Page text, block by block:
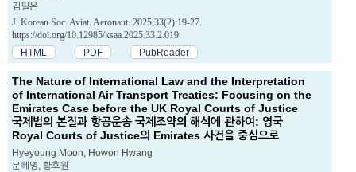
김필은
J. Korean Soc. Aviat. Aeronaut. 2025;33(2):19-27.
https://doi.org/10.12985/ksaa.2025.33.2.019
HTML
PDF PubReader
The Nature of International Law and the Interpretation
of International Air Transport Treaties: Focusing on the
Emirates Case before the UK Royal Courts of Justice
국제법의 본질과 항공운송 국제조약의 해석에 관하여: 영국
Royal Courts of Justice의 Emirates 사건을 중심으로
Hyeyoung Moon, Howon Hwang
문혜영, 황호원